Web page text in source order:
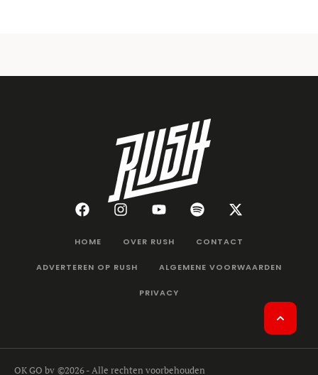
HOME OVER RUSH CONTACT
ADVERTEREN OP RUSH ALGEMENE VOORWAARDEN
PRIVACY
OK GO bv ©2026 - Alle rechten voorbehouden